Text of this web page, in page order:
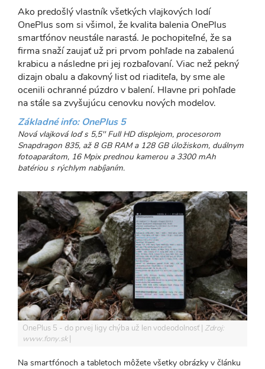
Ako predošlý vlastník všetkých vlajkových lodí
OnePlus som si všimol, že kvalita balenia OnePlus
smartfónov neustále narastá. Je pochopiteľné, že sa
firma snaží zaujať už pri prvom pohľade na zabalenú
krabicu a následne pri jej rozbaľovaní. Viac než pekný
dizajn obalu a ďakovný list od riaditeľa, by sme ale
ocenili ochranné púzdro v balení. Hlavne pri pohľade
na stále sa zvyšujúcu cenovku nových modelov.
Základné info: OnePlus 5
Nová vlajková loď s 5,5'' Full HD displejom, procesorom
Snapdragon 835, až 8 GB RAM a 128 GB úložiskom, duálnym
fotoaparátom, 16 Mpix prednou kamerou a 3300 mAh
batériou s rýchlym nabíjaním.
OnePlus 5 - do prvej ligy chýba už len vodeodolnosť Zdroj:
www.fony.sk
Na smartfónoch a tabletoch môžete všetky obrázky v článku